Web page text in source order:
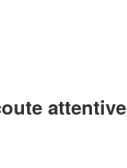
attentive